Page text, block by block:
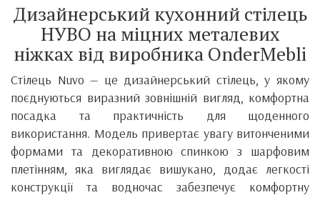
Дизайнерський кухонний стілець
НУВО на міцних металевих
ніжках від виробника OnderMebli
Стілець Nuvo — це дизайнерський стілець, у якому
поєднуються виразний зовнішній вигляд, комфортна
посадка та практичність для щоденного
використання. Модель привертає увагу витонченими
формами та декоративною спинкою з шарфовим
плетінням, яка виглядає вишукано, додає легкості
конструкції та водночас забезпечує комфортну